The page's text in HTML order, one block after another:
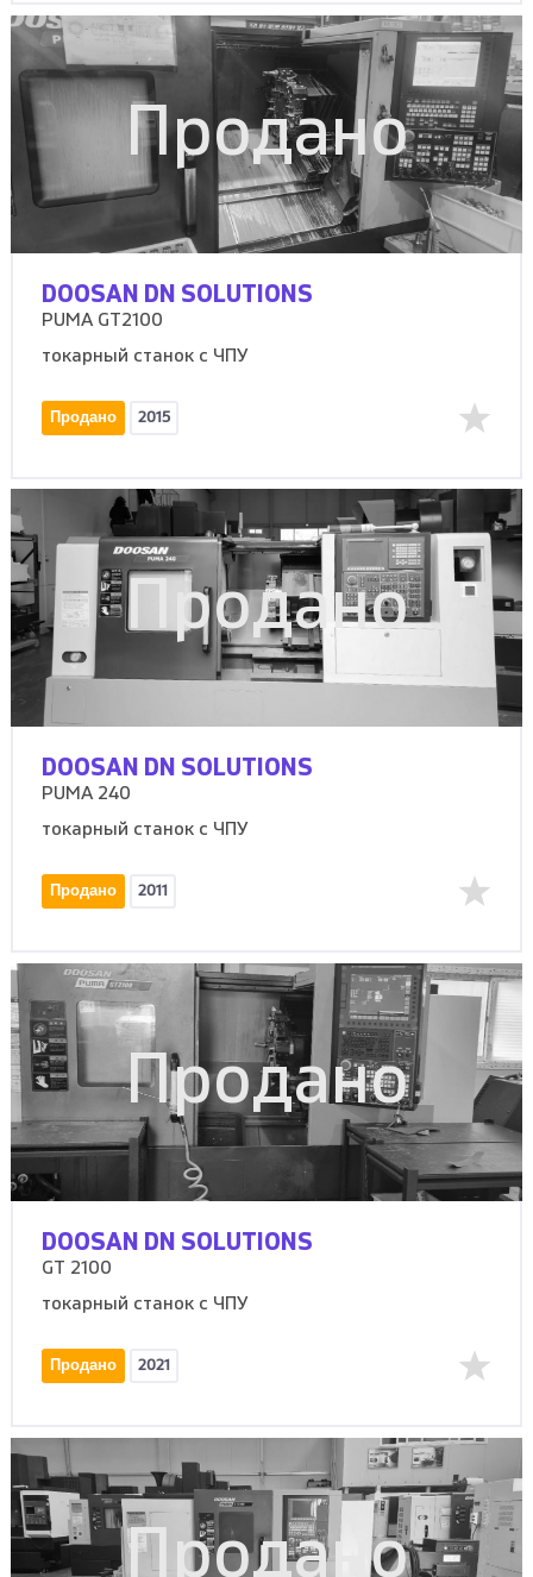
Продано
DOOSAN DN SOLUTIONS
PUMA GT2100
токарный станок с ЧПУ
Продано 2015
Продано
DOOSAN DN SOLUTIONS
PUMA 240
токарный станок с ЧПУ
Продано 2011
Продано
DOOSAN DN SOLUTIONS
GT 2100
токарный станок с ЧПУ
Продано 2021
Продано